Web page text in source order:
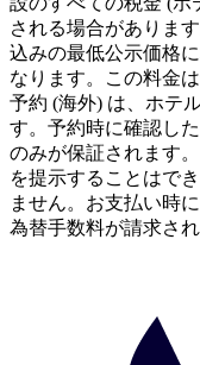
される場合がありま
込みの最低公示価格
なります。この料金
予約 (海外) は、ホテ
す。予約時に確認し
のみが保証されます
を提示することはで
ません。お支払い時
為替手数料が請求さ